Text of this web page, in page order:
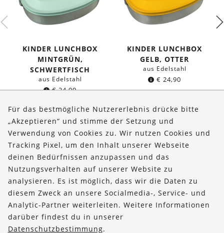
KINDER LUNCHBOX
MINTGRÜN,
SCHWERTFISCH
aus Edelstahl
€24,90
KINDER LUNCHBOX
GELB, OTTER
aus Edelstahl
€ 24,90
Über uns
Bestellungen
Kontakt & Hilfe
FOLLOW US
Für das bestmögliche Nutzererlebnis drücke bitte
„Akzeptieren“ und stimme der Setzung und
Verwendung von Cookies zu. Wir nutzen Cookies und
Tracking Pixel, um den Inhalt unserer Webseite
deinen Bedürfnissen anzupassen und das
Nutzungsverhalten auf unserer Website zu
analysieren. Es ist möglich, dass wir die Daten zu
diesem Zweck an unsere Socialmedia-, Service- und
Analytic-Partner weiterleiten. Weitere Informationen
darüber findest du in unserer
Datenschutzbestimmung.